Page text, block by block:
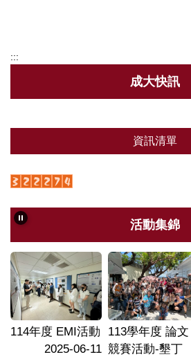
:::
成大快訊
資訊清單
最新消息
系所資訊
系所成員
招生資訊
修業資訊
活動集錦
114年度 EMI活動
2025-06-11
113學年度 論文
競賽活動-墾丁